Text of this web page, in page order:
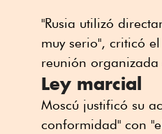
"Rusia utilizó
muy serio", criticó
reunión organizada
Ley marcial
Moscú justificó su
conformidad" con